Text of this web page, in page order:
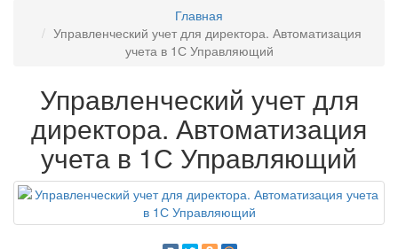
Главная
Управленческий учет для директора. Автоматизация
учета в 1С Управляющий
Управленческий учет для
директора. Автоматизация
учета в 1С Управляющий